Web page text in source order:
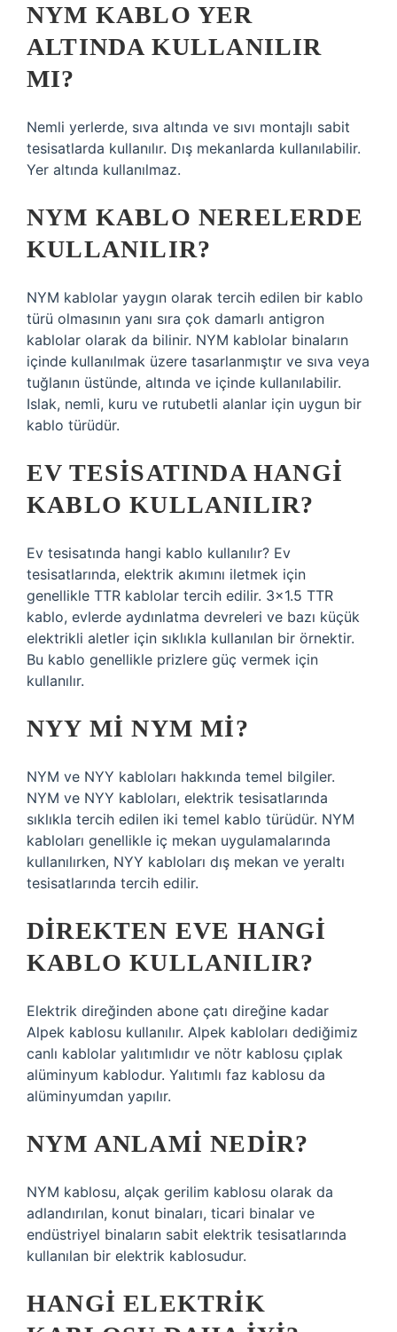
NYM KABLO YER
ALTINDA KULLANILIR
MI?
Nemli yerlerde, sıva altında ve sıvı montajlı sabit
tesisatlarda kullanılır. Dış mekanlarda kullanılabilir.
Yer altında kullanılmaz.
NYM KABLO NERELERDE
KULLANILIR?
NYM kablolar yaygın olarak tercih edilen bir kablo
türü olmasının yanı sıra çok damarlı antigron
kablolar olarak da bilinir. NYM kablolar binaların
içinde kullanılmak üzere tasarlanmıştır ve sıva veya
tuğlanın üstünde, altında ve içinde kullanılabilir.
Islak, nemli, kuru ve rutubetli alanlar için uygun bir
kablo türüdür.
EV TESISATINDA HANGI
KABLO KULLANILIR?
Ev tesisatında hangi kablo kullanılır? Ev
tesisatlarında, elektrik akımını iletmek için
genellikle TTR kablolar tercih edilir. 3×1.5 TTR
kablo, evlerde aydınlatma devreleri ve bazı küçük
elektrikli aletler için sıklıkla kullanılan bir örnektir.
Bu kablo genellikle prizlere güç vermek için
kullanılır.
NYY MI NYM MI?
NYM ve NYY kabloları hakkında temel bilgiler.
NYM ve NYY kabloları, elektrik tesisatlarında
sıklıkla tercih edilen iki temel kablo türüdür. NYM
kabloları genellikle iç mekan uygulamalarında
kullanılırken, NYY kabloları dış mekan ve yeraltı
tesisatlarında tercih edilir.
DIREKTEN EVE HANGI
KABLO KULLANILIR?
Elektrik direğinden abone çatı direğine kadar
Alpek kablosu kullanılır. Alpek kabloları dediğimiz
canlı kablolar yalıtımlıdır ve nötr kablosu çıplak
alüminyum kablodur. Yalıtımlı faz kablosu da
alüminyumdan yapılır.
NYM ANLAMI NEDIR?
NYM kablosu, alçak gerilim kablosu olarak da
adlandırılan, konut binaları, ticari binalar ve
endüstriyel binaların sabit elektrik tesisatlarında
kullanılan bir elektrik kablosudur.
HANGI ELEKTRIK